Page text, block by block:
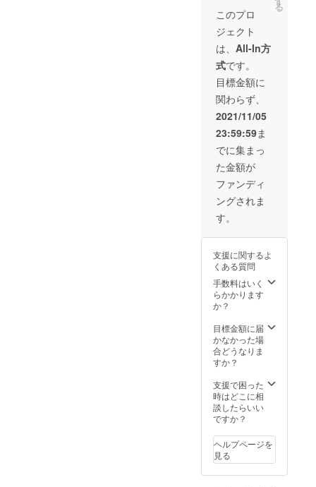
わ)・カ
フェ英
国屋 心
斎橋本
店・ア
ニソン
バー
noo・寿
司居酒
屋 しん
ご・お
好み焼
き オモ
ニ 宗右
衛門町
店・Bar
Eau-de-
vie・グ
平・
Fruits&
好好雞
排(ホオ
ホオ
イ)・イ
ンドレ
ストラ
ン ミ
ラー・
新世界
じゃん
じゃん
横丁 串
かつ 勝
大 道頓
ら家 道
界・イ
タリア
ンと日
本酒の
お店
COVO(
コー
ポ)・
WALKE
Rs
BAR・
東心斎
橋 ほお
ずき・
鉄板バ
ル
GOTTI
→(ゴッ
輪(とり
いち
わ)・カ
フェ英
国屋 心
斎橋本
バー
noo・寿
司居酒
好み焼
き オモ
ニ 宗右
衛門町
店・Bar
Eau-de-
ルメ
ギョー
【保存
方法】
－18℃
以下で
てくだ
さい
【賞味
期限】
枠外下
部に記
載 【販
売者】
株式会
社 くれ
おー
る 大
阪市中
目8番18
号 ●バ
ルチ
ケット
チケッ
トの有
年 11月
12日
(金）13
(日）イ
ベント
開催期
間 あ
表記の
店は11
月30日
まれる
ゲン(特
定原材
料) 小
麦・卵
※原材料
名につ
いて
は、本
ターン
紹介覧
に表記
※ギフト
は郵送
させて
いただ
【保存
方法】
－18℃
以下で
保存し
てくだ
期限】
枠外下
部に記
株式会
社 くれ
おー
る 大
央区千
日前1丁
目8番18
号 ●バ
じねぎ
焼×3
パック
ミック
ス焼そ
ば×2
パック
※ギフト
は郵送
させて
いただ
きま
す。 ※
冷凍で
お届け
し、電
子レン
ジで温
し上
がって
いただ
けま
す！ ※
この商
アレル
ゲン(特
定原材
卵・え
び (ミッ
クス焼
そばに
原材料
につい
ては本
文リ
こ焼
き、お
好み焼
き、焼
きそば
「食べ
尽くし
セッ
ト」 た
こ焼12
個入り
×3パッ
ク、豚
玉×3
パッ
ク、デ
ラック
ス玉×2
じねぎ
パック
ミック
ス焼そ
ば×2
パック
は郵送
させて
いただ
きま
冷凍で
お届け
し、電
子レン
めるだ
けで召
し上
がって
る
このプロ
ジェクト
は、 All-In方
式です。
目標金額に
関わらず、
2021/11/05
23:59:59ま
でに集まっ
た金額が
ファンディ
ングされま
す。
支援に関するよ
くある質問
手数料はいく
らかかります
か？
目標金額に届
かなかった場
合どうなりま
すか？
支援で困った
時はどこに相
談したらいい
ですか？
ヘルプページを
見る